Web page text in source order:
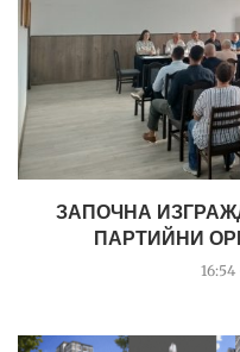
ЗАПОЧНА
ПАРТИЙНИ